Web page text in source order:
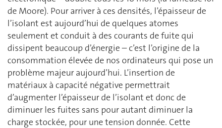
de Moore). Pour arriver à ces densités, l’épaisseur de
l’isolant est aujourd’hui de quelques atomes
seulement et conduit à des courants de fuite qui
dissipent beaucoup d’énergie – c’est l’origine de la
consommation élevée de nos ordinateurs qui pose un
problème majeur aujourd’hui. L’insertion de
matériaux à capacité négative permettrait
d’augmenter l’épaisseur de l’isolant et donc de
diminuer les fuites sans pour autant diminuer la
charge stockée, pour une tension donnée. Cette